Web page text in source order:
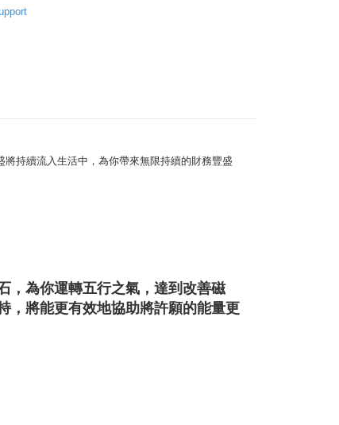
持續流入生活中，為你帶來無限持續的財務豐盛
，為你運轉五行之氣，達到改善磁
，將能更有效地協助將許願的能量更